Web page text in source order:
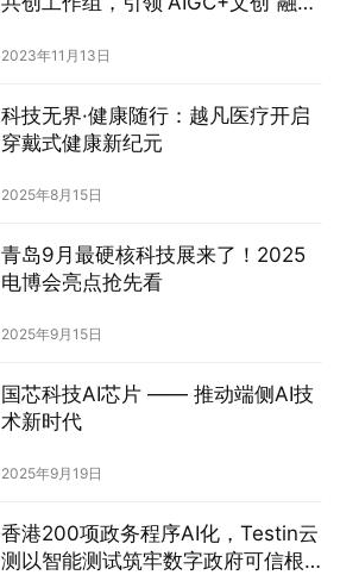
2023年11月13日
科技无界·健康随行：越凡医疗开启
穿戴式健康新纪元
2025年8月15日
青岛9月最硬核科技展来了！2025
电博会亮点抢先看
2025年9月15日
国芯科技AI芯片 —— 推动端侧AI技
术新时代
2025年9月19日
香港200项政务程序AI化，Testin云
测以智能测试筑牢数字政府可信根